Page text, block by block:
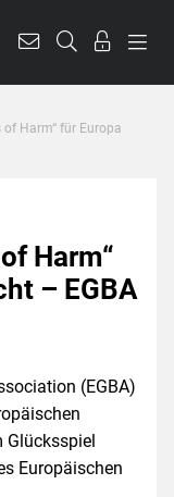
of Harm“ für Europa
Harm“
– EGBA
(EGBA)
Glücksspiel
Europäischen